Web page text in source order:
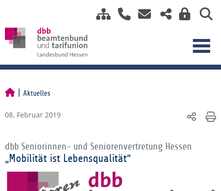
Aktuelles
08. Februar 2019
dbb Seniorinnen- und Seniorenvertretung Hessen
„Mobilität ist Lebensqualität“